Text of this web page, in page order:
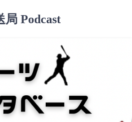
局 Podcast